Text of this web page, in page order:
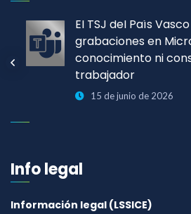
El TSJ del País
grabaciones en
conocimiento ni
trabajador
15 de junio de 2026
Info legal
Información legal (LSSICE)